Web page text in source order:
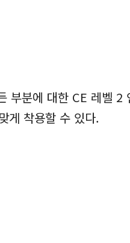
부분에 대한 CE 레벨 2
게 착용할 수 있다.